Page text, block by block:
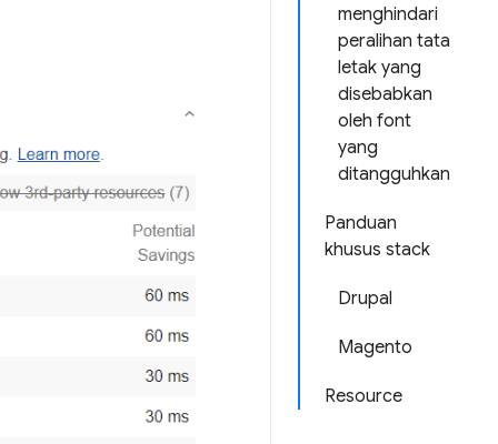
menghindari
peralihan tata
letak yang
disebabkan
oleh font
yang
ditangguhkan
Panduan
khusus stack
Drupal
Magento
Resource